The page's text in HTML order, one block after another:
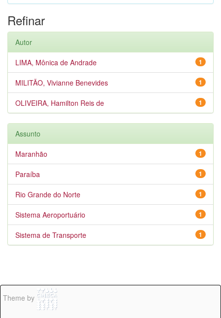
Refinar
Autor
1
LIMA, Mônica de Andrade
1
MILITÃO, Vivianne Benevides
1
OLIVEIRA, Hamilton Reis de
Assunto
1
Maranhão
1
Paraíba
1
Rio Grande do Norte
1
Sistema Aeroportuário
1
Sistema de Transporte
Theme by